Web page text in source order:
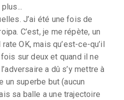
J’ai été une fois de
C’est, je me répète, un
OK, mais qu’est-ce-qu’il
sur deux et quand il ne
a dû s’y mettre à
un superbe but (aucun
sa balle a une trajectoire